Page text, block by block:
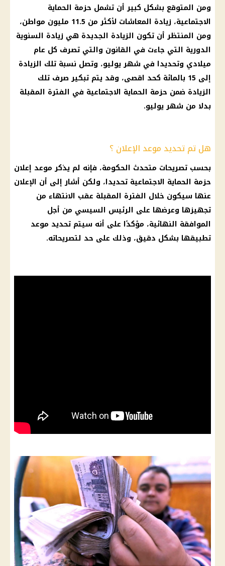
ومن المتوقع بشكل كبير أن تشمل حزمة الحماية
الاجتماعية، زيادة المعاشات
لأكثر من 11.5 مليون مواطن،
ومن المنتظر أن تكون الزيادة الجديدة هي زيادة السنوية
الدورية التي جاءت في القانون والتي تصرف كل عام
ميلادي وتحديدا في شهر يوليو، وتصل نسبة تلك الزيادة
إلى 15 بالمائة كحد اقصى، وقد يتم تبكير صرف تلك
الزيادة ضمن حزمة الحماية الاجتماعية في الفترة المقبلة
بدلا من شهر يوليو.
هل تم تحديد موعد الإعلان ؟
بحسب تصريحات متحدث الحكومة، فإنه لم يذكرموعد إعلان
حزمة الحماية الاجتماعية تحديدا، ولكن أشار إلى أن الإعلان
عنها سيكون خلال الفترة المقبلة عقب الانتهاء من
تجهيزها وعرضها على الرئيس السيسي من أجل
الموافقة النهائية، مؤكدًا على أنه سيتم تحديد موعد
تطبيقها بشكل دقيق، وذلك على حد لتصريحاته.